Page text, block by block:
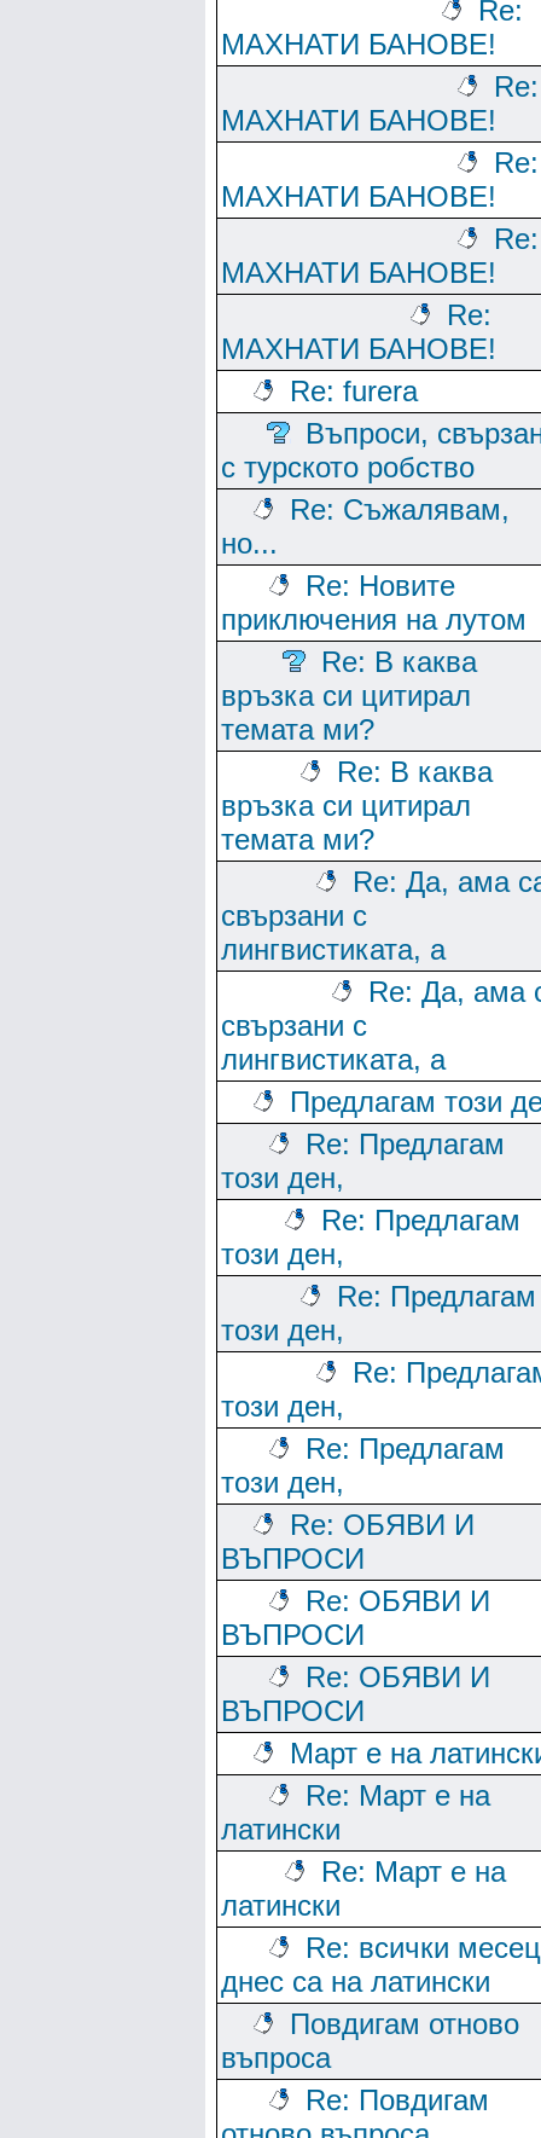
Re:
МАХНАТИ БАНОВЕ!
Re:
МАХНАТИ БАНОВЕ!
Re:
МАХНАТИ БАНОВЕ!
Re:
МАХНАТИ БАНОВЕ!
Re:
МАХНАТИ БАНОВЕ!
Re: furera
Въпроси,
с турското робство
Re: Съжалявам,
но...
Re: Новите
приключения на лутом
Re: В каква
връзка си цитирал
темата ми?
Re: В каква
връзка си цитирал
темата ми?
Re: Да, ама
свързани с
лингвистиката, а
Re: Да, ама
свързани с
лингвистиката, а
Предлагам този
Re: Предлагам
този ден,
Re: Предлагам
този ден,
Re: Предлагам
този ден,
Re:
този ден,
Re: Предлагам
този ден,
Re: ОБЯВИ И
ВЪПРОСИ
Re: ОБЯВИ И
ВЪПРОСИ
Re: ОБЯВИ И
ВЪПРОСИ
Март е на
Re: Март е на
латински
Re: Март е на
латински
Re: всички
днес са на латински
Повдигам отново
въпроса
Re: Повдигам